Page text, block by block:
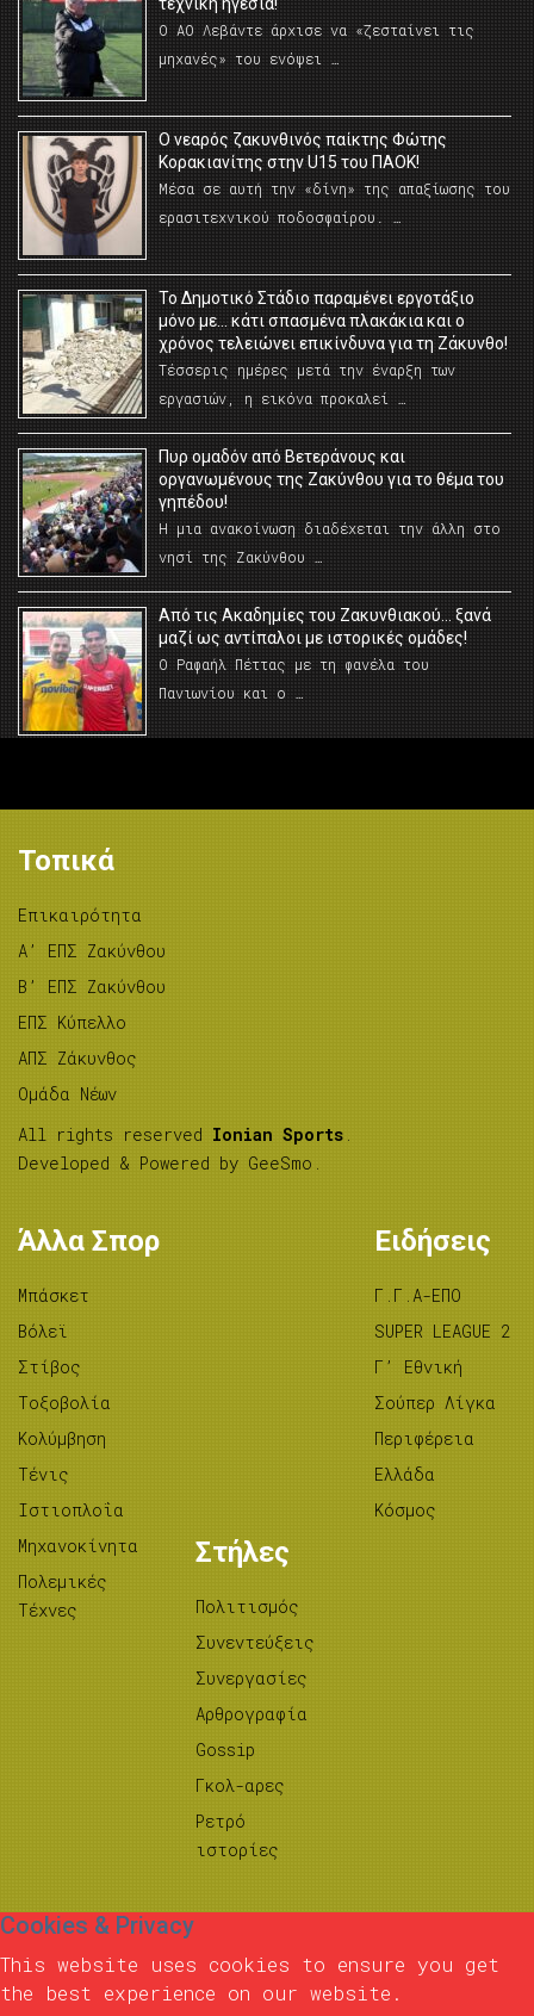
Ο ΑΟ Λεβάντε άρχισε να «ζεσταίνει τις
μηχανές» του ενόψει …
O νεαρός ζακυνθινός παίκτης Φώτης
Κορακιανίτης στην U15 του ΠΑΟΚ!
Μέσα σε αυτή την «δίνη» της απαξίωσης του
ερασιτεχνικού ποδοσφαίρου. …
Το Δημοτικό Στάδιο παραμένει εργοτάξιο
μόνο με… κάτι σπασμένα πλακάκια και ο
χρόνος τελειώνει επικίνδυνα για τη Ζάκυνθο!
Τέσσερις ημέρες μετά την έναρξη των
εργασιών, η εικόνα προκαλεί …
Πυρ ομαδόν από Βετεράνους και
οργανωμένους της Ζακύνθου για το θέμα του
γηπέδου!
Η μια ανακοίνωση διαδέχεται την άλλη στο
νησί της Ζακύνθου …
Από τις Ακαδημίες του Ζακυνθιακού… ξανά
μαζί ως αντίπαλοι με ιστορικές ομάδες!
Ο Ραφαήλ Πέττας με τη φανέλα του
Πανιωνίου και ο …
Τοπικά
Επικαιρότητα
A’ ΕΠΣ Ζακύνθου
B’ ΕΠΣ Ζακύνθου
ΕΠΣ Κύπελλο
ΑΠΣ Ζάκυνθος
Ομάδα Νέων
All rights reserved Ionian Sports .
Developed & Powered by GeeSmo .
Άλλα Σπορ
Μπάσκετ
Βόλεϊ
Στίβος
Tοξοβολία
Κολύμβηση
Τένις
Ιστιοπλοΐα
Μηχανοκίνητα
Πολεμικές
Τέχνες
Ειδήσεις
Γ.Γ.Α-ΕΠΟ
SUPER LEAGUE 2
Γ’ Εθνική
Σούπερ Λίγκα
Περιφέρεια
Ελλάδα
Κόσμος
Στήλες
Πολιτισμός
Συνεντεύξεις
Συνεργασίες
Αρθρογραφία
Gossip
Γκολ-αρες
Ρετρό
ιστορίες
Cookies & Privacy
This website uses cookies to ensure you get
the best experience on our website.